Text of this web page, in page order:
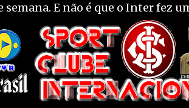
E não é que o Inter fez